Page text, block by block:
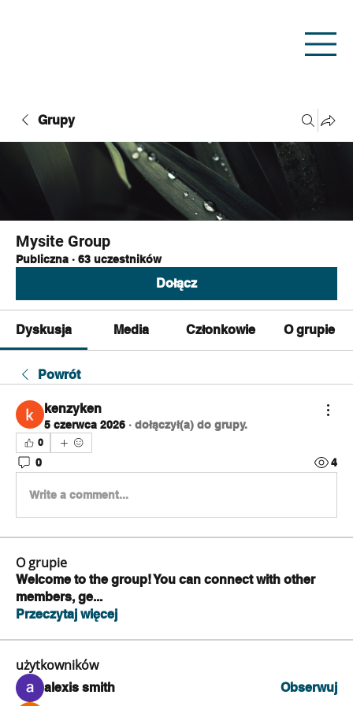
Grupy
Mysite Group
Publiczna · 63 uczestników
Dołącz
Dyskusja Media Członkowie O grupie
Powrót
kenzyken
5 czerwca 2026 · dołączył(a) do grupy.
0
0 4
Write a comment...
O grupie
Welcome to the group! You can connect with other
members, ge...
Przeczytaj więcej
użytkowników
alexis smith Obserwuj